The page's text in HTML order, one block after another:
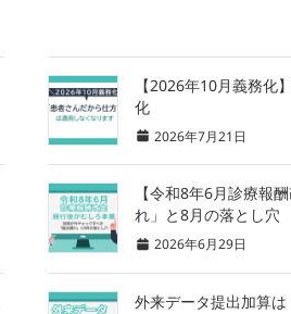
【2026年10月義務化
化
2026年7月21日
【令和8年6月診療報
れ」と8月の落とし穴
2026年6月29日
外来データ提出加算